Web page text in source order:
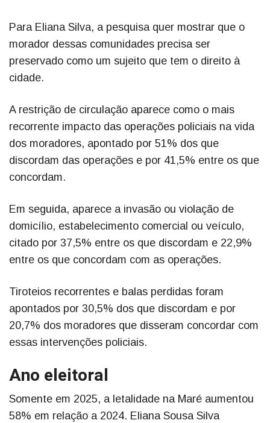
Para Eliana Silva, a pesquisa quer mostrar que o
morador dessas comunidades precisa ser
preservado como um sujeito que tem o direito à
cidade.
A restrição de circulação aparece como o mais
recorrente impacto das operações policiais na vida
dos moradores, apontado por 51% dos que
discordam das operações e por 41,5% entre os que
concordam.
Em seguida, aparece a invasão ou violação de
domicílio, estabelecimento comercial ou veículo,
citado por 37,5% entre os que discordam e 22,9%
entre os que concordam com as operações.
Tiroteios recorrentes e balas perdidas foram
apontados por 30,5% dos que discordam e por
20,7% dos moradores que disseram concordar com
essas intervenções policiais.
Ano eleitoral
Somente em 2025, a letalidade na Maré aumentou
58% em relação a 2024. Eliana Sousa Silva